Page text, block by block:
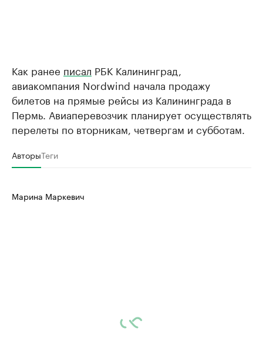
Как ранее писал РБК Калининград,
авиакомпания Nordwind начала продажу
билетов на прямые рейсы из Калининграда в
Пермь. Авиаперевозчик планирует осуществлять
перелеты по вторникам, четвергам и субботам.
АвторыТеги
Марина Маркевич